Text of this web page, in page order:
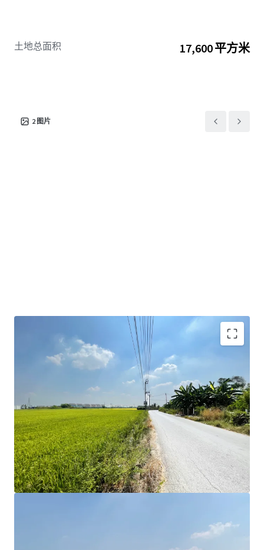
土地总面积 17,600 平方米
2 图片
Land Tenure: Freehold
Zoning : Yellow Yor.3-16 Far : 1.5